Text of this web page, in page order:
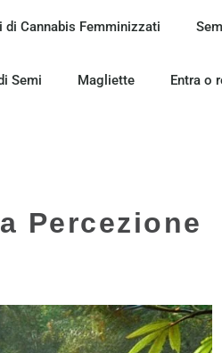
di Cannabis Femminizzati
Semi Magliette Entra o
Percezione